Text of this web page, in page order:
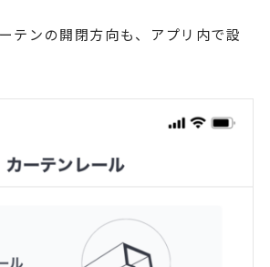
テンの開閉方向も、アプリ内で設